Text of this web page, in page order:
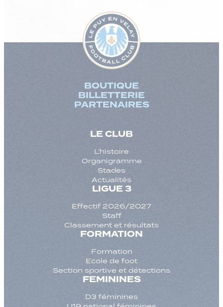
BOUTIQUE
BILLETTERIE
PARTENAIRES
LE CLUB
L’histoire
Organigramme
Stades
Actualités
LIGUE 3
Effectif 2026/2027
Staff
Classement et résultats
FORMATION
Formation
Ecole de foot
Section sportive et détections
FEMININES
D3 féminines